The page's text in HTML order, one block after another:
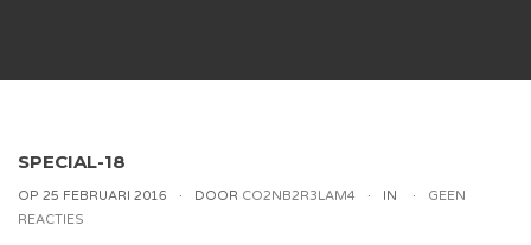
SPECIAL-18
OP 25 FEBRUARI 2016 DOOR CO2NB2R3LAM4 IN
GEEN
REACTIES